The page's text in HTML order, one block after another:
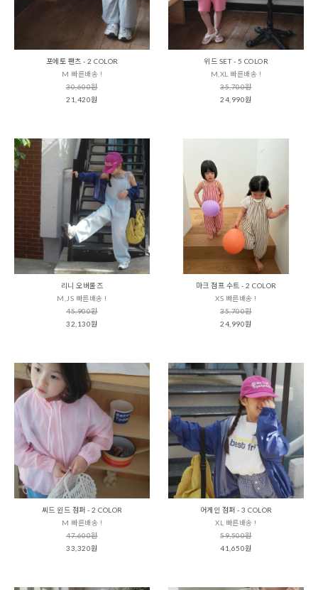
포에토 팬츠 - 2 COLOR
M 빠른배송 !
30,600원
21,420원
위드 SET - 5 COLOR
M,XL 빠른배송 !
35,700원
24,990원
리니 오버롤즈
M,JS 빠른배송 !
45,900원
32,130원
마크 점프 수트 - 2 COLOR
XS 빠른배송 !
35,700원
24,990원
씨드 윈드 점퍼 - 2 COLOR
M 빠른배송 !
47,600원
33,320원
어게인 점퍼 - 3 COLOR
XL 빠른배송 !
59,500원
41,650원